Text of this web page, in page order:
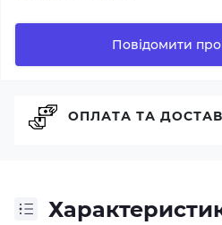
Повідомити про
ОПЛАТА ТА